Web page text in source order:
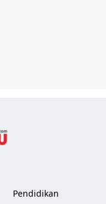
Pendidikan